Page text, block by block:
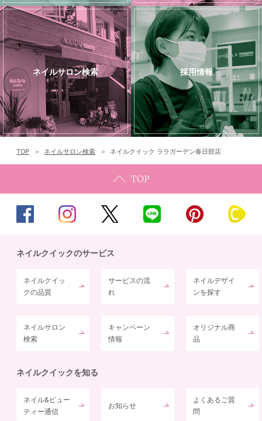
ネイルサロン検索 採用情報
TOP ネイルサロン検索 ネイルクイック ララガーデン春日部店
ネイルクイックのサービス
ネイルクイッ
クの品質
サービスの流
れ
ネイルデザイ
ンを探す
ネイルサロン
検索
キャンペーン
情報
オリジナル商
品
ネイルクイックを知る
ネイル&ビュー
ティー通信
お知らせ
よくあるご質
問